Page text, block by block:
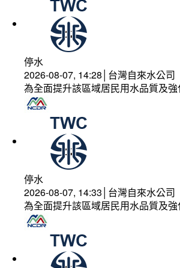
停水
2026-08-07, 14:28│台灣自來水公司
為全面提升該區域居民用水品質及
停水
2026-08-07, 14:33│台灣自來水公司
為全面提升該區域居民用水品質及